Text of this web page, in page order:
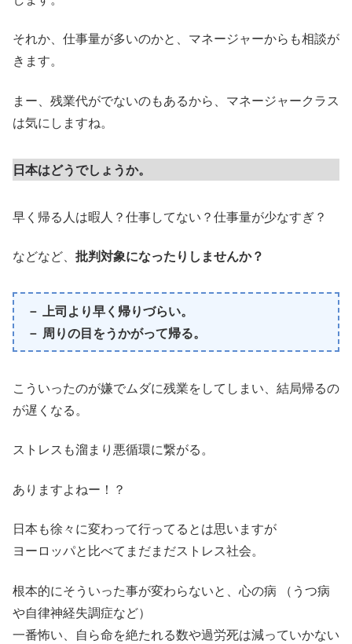
それか、仕事量が多いのかと、マネージャーからも相談が
きます。
まー、残業代がでないのもあるから、マネージャークラス
は気にしますね。
日本はどうでしょうか。
早く帰る人は暇人？仕事してない？仕事量が少なすぎ？
などなど、 批判対象になったりしませんか？
－ 上司より早く帰りづらい。
－ 周りの目をうかがって帰る。
こういったのが嫌でムダに残業をしてしまい、結局帰るの
が遅くなる。
ストレスも溜まり悪循環に繋がる。
ありますよねー！？
日本も徐々に変わって行ってるとは思いますが
ヨーロッパと比べてまだまだストレス社会。
根本的にそういった事が変わらないと、心の病 （うつ病
や自律神経失調症など）
一番怖い、自ら命を絶たれる数や過労死は減っていかない